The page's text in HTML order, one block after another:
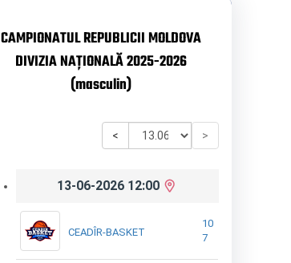
CAMPIONATUL REPUBLICII MOLDOVA
DIVIZIA NAȚIONALĂ 2025-2026
(masculin)
< >
13-06-2026 12:00
CEADÎR-BASKET
10
7